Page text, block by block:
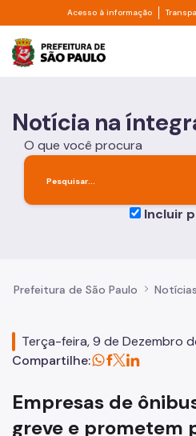
Pular para o Conteúdo
Acesso à informação Divisor
Prefeitura de
Notícia na
O que você procura
Incluir
Prefeitura de São Paulo Notícias
Terça-feira, 9 de Dezembro
Compartilhe:
Empresas de
greve e prometem